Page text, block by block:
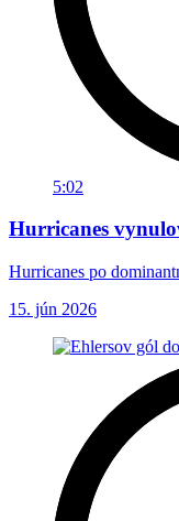
5:02
Hurricanes
Hurricanes po
15. jún 2026